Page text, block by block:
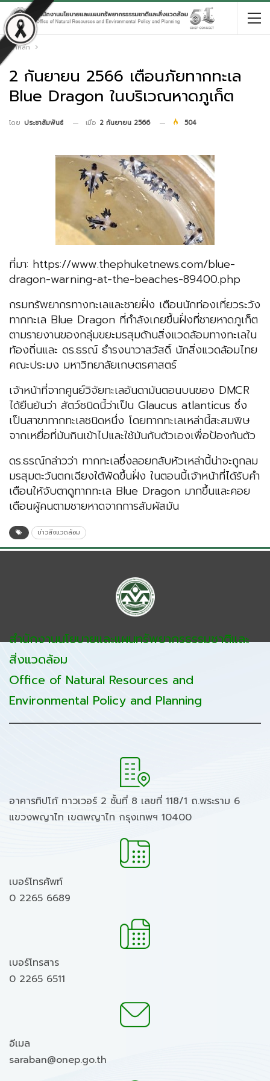
หน้าหลัก
2 กันยายน 2566 เตือนภัยทากทะเล
Blue Dragon ในบริเวณหาดภูเก็ต
โดย ประชาสัมพันธ์ เมื่อ 2 กันยายน 2566 504
ที่มา: https://www.thephuketnews.com/blue-
dragon-warning-at-the-beaches-89400.php
กรมทรัพยากรทางทะเลและชายฝั่ง เตือนนักท่องเที่ยวระวัง
ทากทะเล Blue Dragon ที่กำลังเกยขึ้นฝั่งที่ชายหาดภูเก็ต
ตามรายงานของกลุ่มขยะมรสุมด้านสิ่งแวดล้อมทางทะเลใน
ท้องถิ่นและ ดร.ธรณ์ ธำรงนาวาสวัสดิ์ นักสิ่งแวดล้อมไทย
คณะประมง มหาวิทยาลัยเกษตรศาสตร์
เจ้าหน้าที่จากศูนย์วิจัยทะเลอันดามันตอนบนของ DMCR
ได้ยืนยันว่า สัตว์ชนิดนี้ว่าเป็น Glaucus atlanticus ซึ่ง
เป็นสาขาทากทะเลชนิดหนึ่ง โดยทากทะเลเหล่านี้สะสมพิษ
จากเหยื่อที่มันกินเข้าไปและใช้มันกับตัวเองเพื่อป้องกันตัว
ดร.ธรณ์กล่าวว่า ทากทะเลซึ่งลอยกลับหัวเหล่านี้น่าจะถูกลม
มรสุมตะวันตกเฉียงใต้พัดขึ้นฝั่ง ในตอนนี้เจ้าหน้าที่ได้รับคำ
เตือนให้จับตาดูทากทะเล Blue Dragon มากขึ้นและคอย
เตือนผู้คนตามชายหาดจากการสัมผัสมัน
ข่าวสิ่งแวดล้อม
สำนักงานนโยบายและแผนทรัพยากรธรรมชาติและ
สิ่งแวดล้อม
Office of Natural Resources and
Environmental Policy and Planning
อาคารทิปโก้ ทาวเวอร์ 2 ชั้นที่ 8 เลขที่ 118/1 ถ.พระราม 6
แขวงพญาไท เขตพญาไท กรุงเทพฯ 10400
เบอร์โทรศัพท์
0 2265 6689
เบอร์โทรสาร
0 2265 6511
อีเมล
saraban@onep.go.th